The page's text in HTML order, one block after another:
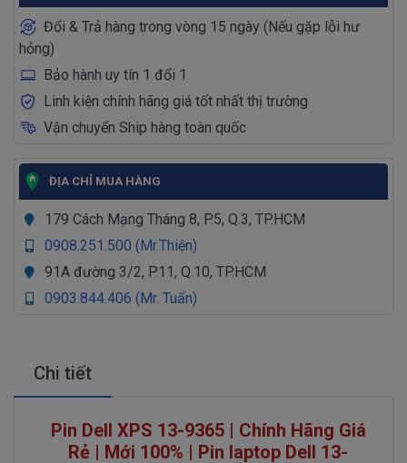
Đổi & Trả hàng trong vòng 15 ngày (Nếu gặp lỗi hư
hỏng)
Bảo hành uy tín 1 đổi 1
Linh kiện chính hãng giá tốt nhất thị trường
Vận chuyển Ship hàng toàn quốc
ĐỊA CHỈ MUA HÀNG
179 Cách Mạng Tháng 8, P.5, Q.3, TP.HCM
0908.251.500 (Mr.Thiện)
91A đường 3/2, P.11, Q.10, TP.HCM
0903.844.406 (Mr. Tuấn)
Chi tiết
Pin Dell XPS 13-9365 | Chính Hãng Giá
Rẻ | Mới 100% | Pin laptop Dell 13-